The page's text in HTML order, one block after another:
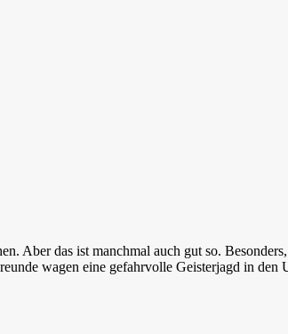
Aber das ist manchmal auch gut so.
wagen eine gefahrvolle Geisterjagd in den